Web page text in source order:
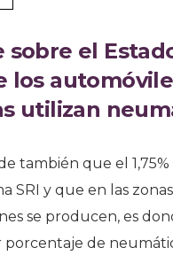
el
los
utilizan
también que el 1,75%
SRI y que en las
se producen, es
de